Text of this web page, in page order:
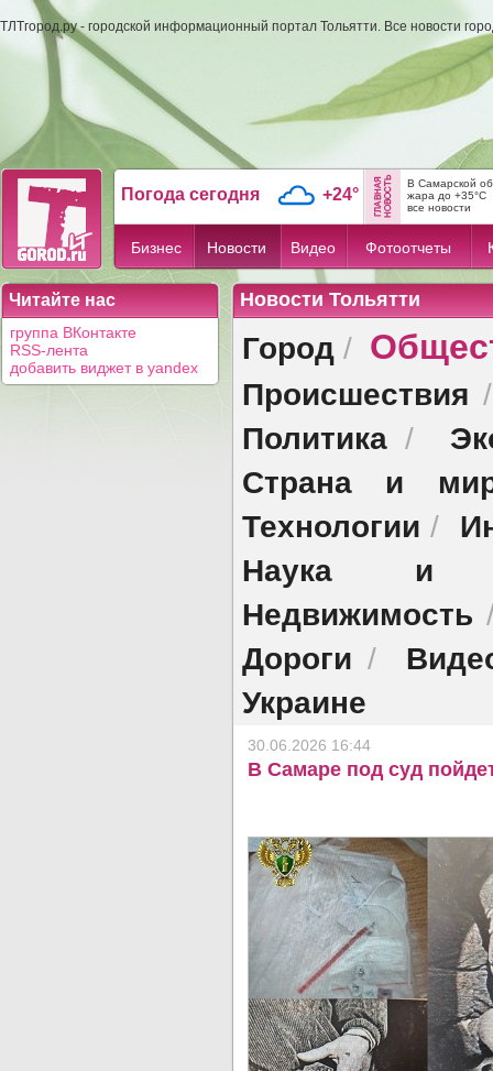
ТЛТгород.ру - городской информационный портал Тольятти. Все новости
Погода сегодня +24°
В Самарской
жара до +35°C
все новости
Бизнес Новости Видео Фотоотчеты
Читайте нас
группа ВКонтакте
RSS-лента
добавить виджет в yandex
Новости Тольятти
Город /
Происшествия
Политика /
Страна и
Технологии /
Наука и
Недвижимость
Дороги /
Украине
30.06.2026 16:44
В Самаре под суд